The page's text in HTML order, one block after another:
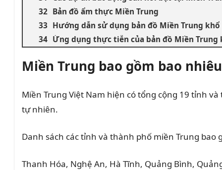
Bản đồ ẩm thực Miền Trung
Hướng dẫn sử dụng bản đồ Miền Trung
Ứng dụng thực tiễn của bản đồ Miền Trung
Miền Trung bao gồm bao
Miền Trung Việt Nam hiện có tổng cộng 19 tỉnh
tự nhiên.
Danh sách các tỉnh và thành phố miền Trung bao
Thanh Hóa, Nghệ An, Hà Tĩnh, Quảng Bình,